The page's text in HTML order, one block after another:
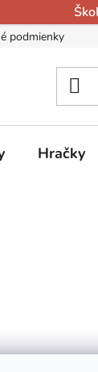
podmienky
Hračky